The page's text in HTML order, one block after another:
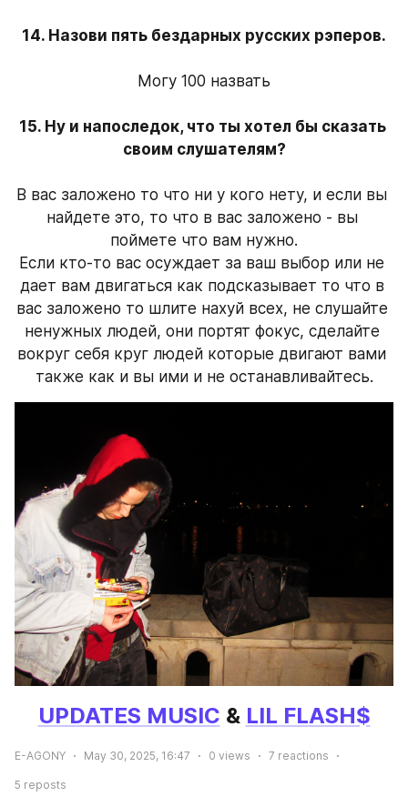
14. Назови пять бездарных русских рэперов.
Могу 100 назвать
15. Ну и напоследок, что ты хотел бы сказать
своим слушателям?
В вас заложено то что ни у кого нету, и если вы
найдете это, то что в вас заложено - вы
поймете что вам нужно.
Если кто-то вас осуждает за ваш выбор или не
дает вам двигаться как подсказывает то что в
вас заложено то шлите нахуй всех, не слушайте
ненужных людей, они портят фокус, сделайте
вокруг себя круг людей которые двигают вами
также как и вы ими и не останавливайтесь.
UPDATES MUSIC & LIL FLASH$
E-AGONY May 30, 2025, 16:47 0 views 7 reactions
5 reposts